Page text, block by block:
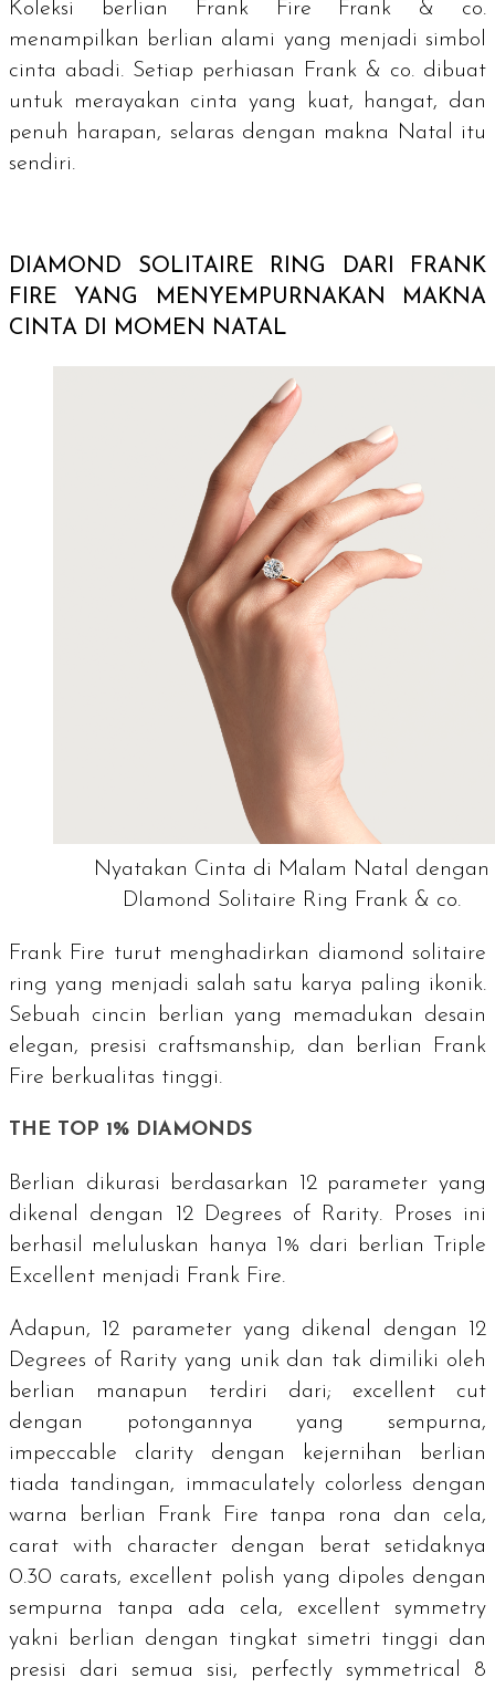
Koleksi berlian Frank Fire Frank & co.
menampilkan berlian alami yang menjadi simbol
cinta abadi. Setiap perhiasan Frank & co. dibuat
untuk merayakan cinta yang kuat, hangat, dan
penuh harapan, selaras dengan makna Natal itu
sendiri.
DIAMOND SOLITAIRE RING DARI FRANK
FIRE YANG MENYEMPURNAKAN MAKNA
CINTA DI MOMEN NATAL
Nyatakan Cinta di Malam Natal dengan
DIamond Solitaire Ring Frank & co.
Frank Fire turut menghadirkan diamond solitaire
ring yang menjadi salah satu karya paling ikonik.
Sebuah cincin berlian yang memadukan desain
elegan, presisi craftsmanship, dan berlian Frank
Fire berkualitas tinggi.
THE TOP 1% DIAMONDS
Berlian dikurasi berdasarkan 12 parameter yang
dikenal dengan
12 Degrees of Rarity. Proses ini
berhasil meluluskan hanya 1% dari berlian
Triple
Excellent menjadi Frank Fire.
Adapun, 12 parameter yang dikenal dengan 12
Degrees of Rarityyang unik dan tak dimiliki oleh
berlian manapun terdiri dari; excellent cut
dengan potongannya yang sempurna,
impeccable clarity dengan kejernihan berlian
tiada tandingan, immaculately colorless dengan
warna berlian Frank Fire tanpa rona dan cela,
carat with character dengan berat setidaknya
0.30 carats, excellent polish yang dipoles dengan
sempurna tanpa ada cela, excellent symmetry
yakni berlian dengan tingkat simetri tinggi dan
presisi dari semua sisi, perfectly symmetrical 8